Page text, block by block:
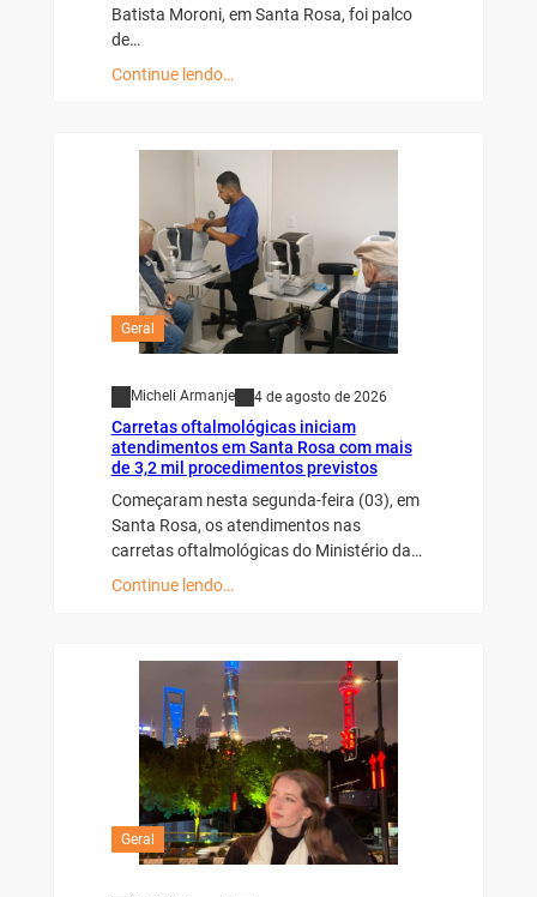
Batista Moroni, em Santa Rosa, foi palco
de…
Continue lendo…
Geral
Micheli Armanje 4 de agosto de 2026
Carretas oftalmológicas iniciam
atendimentos em Santa Rosa com mais
de 3,2 mil procedimentos previstos
Começaram nesta segunda-feira (03), em
Santa Rosa, os atendimentos nas
carretas oftalmológicas do Ministério da…
Continue lendo…
Geral